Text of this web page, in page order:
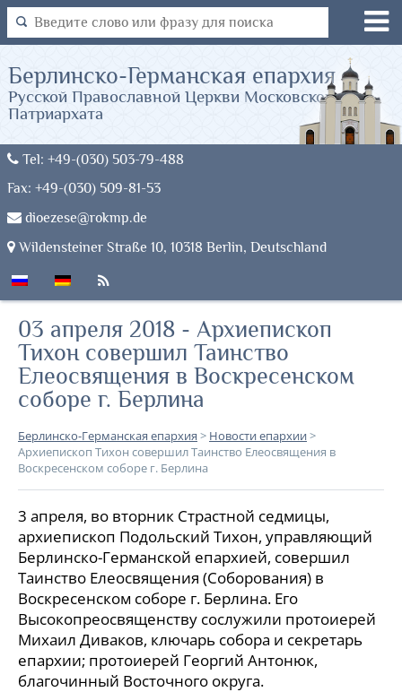
Tel: +49-(030) 503-79-488
Fax: +49-(030) 509-81-53
dioezese@rokmp.de
Wildensteiner Straße 10, 10318 Berlin, Deutschland
Берлинско-Германская епархия
Русской Православной Церкви Московского
Патриархата
03 апреля 2018 - Архиепископ
Тихон совершил Таинство
Елеосвящения в Воскресенском
соборе г. Берлина
Берлинско-Германская епархия > Новости епархии>
Архиепископ Тихон совершил Таинство Елеосвящения в
Воскресенском соборе г. Берлина
3 апреля, во вторник Страстной седмицы,
архиепископ Подольский Тихон, управляющий
Берлинско-Германской епархией, совершил
Таинство Елеосвящения (Соборования) в
Воскресенском соборе г. Берлина. Его
Высокопреосвященству сослужили протоиерей
Михаил Диваков, ключарь собора и секретарь
епархии; протоиерей Георгий Антонюк,
благочинный Восточного округа.